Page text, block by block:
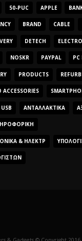
50-PUC APPLE
BRAND CABLE
DETECH
NOSKR PAYPAL PC
PRODUCTS
ACCESSORIES
USB ΑΝΤΑΛΛΑΚΤΙΚΆ
& ΗΛΕΚΤΡ